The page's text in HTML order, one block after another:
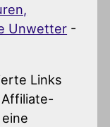
Unwetter -
Links